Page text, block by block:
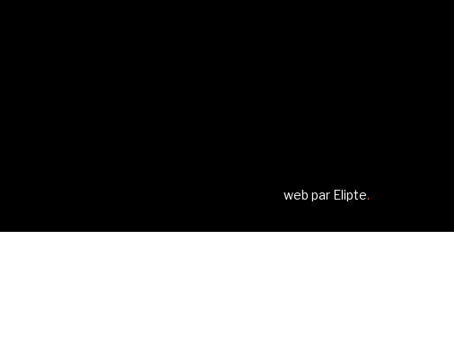
web par Elipte.